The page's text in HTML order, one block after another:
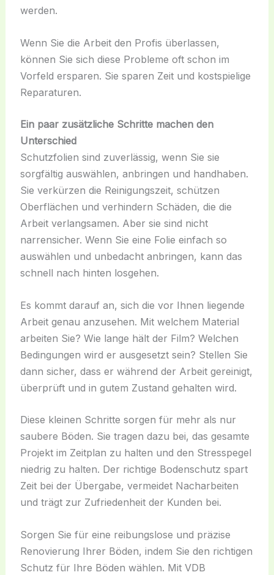
werden.
Wenn Sie die Arbeit den Profis überlassen,
können Sie sich diese Probleme oft schon im
Vorfeld ersparen. Sie sparen Zeit und kostspielige
Reparaturen.
Ein paar zusätzliche Schritte machen den
Unterschied
Schutzfolien sind zuverlässig, wenn Sie sie
sorgfältig auswählen, anbringen und handhaben.
Sie verkürzen die Reinigungszeit, schützen
Oberflächen und verhindern Schäden, die die
Arbeit verlangsamen. Aber sie sind nicht
narrensicher. Wenn Sie eine Folie einfach so
auswählen und unbedacht anbringen, kann das
schnell nach hinten losgehen.
Es kommt darauf an, sich die vor Ihnen liegende
Arbeit genau anzusehen. Mit welchem Material
arbeiten Sie? Wie lange hält der Film? Welchen
Bedingungen wird er ausgesetzt sein? Stellen Sie
dann sicher, dass er während der Arbeit gereinigt,
überprüft und in gutem Zustand gehalten wird.
Diese kleinen Schritte sorgen für mehr als nur
saubere Böden. Sie tragen dazu bei, das gesamte
Projekt im Zeitplan zu halten und den Stresspegel
niedrig zu halten. Der richtige Bodenschutz spart
Zeit bei der Übergabe, vermeidet Nacharbeiten
und trägt zur Zufriedenheit der Kunden bei.
Sorgen Sie für eine reibungslose und präzise
Renovierung Ihrer Böden, indem Sie den richtigen
Schutz für Ihre Böden wählen. Mit VDB